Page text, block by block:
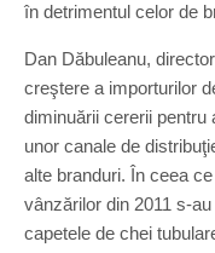
în detrimentul celor de
Dan Dăbuleanu,
creştere a importurilor
diminuării cererii
unor canale de
alte branduri. În ceea
vânzărilor din 2011 s-
capetele de chei